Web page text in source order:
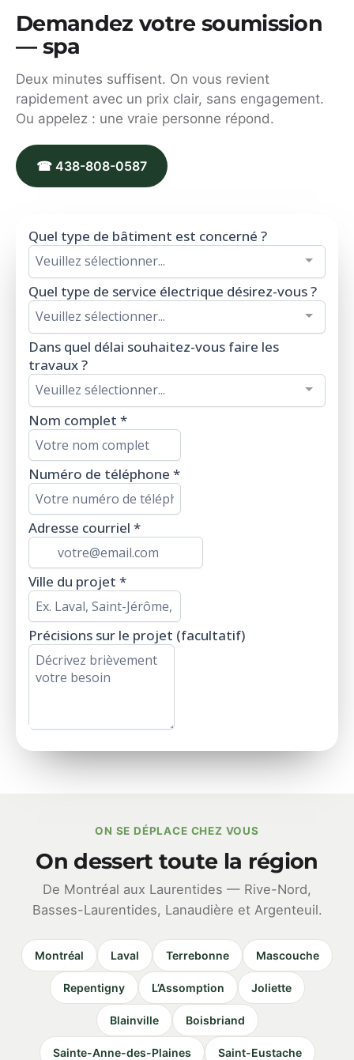
Demandez votre soumission
— spa
Deux minutes suffisent. On vous revient
rapidement avec un prix clair, sans engagement.
Ou appelez : une vraie personne répond.
☎ 438-808-0587
ON SE DÉPLACE CHEZ VOUS
On dessert toute la région
De Montréal aux Laurentides — Rive-Nord,
Basses-Laurentides, Lanaudière et Argenteuil.
Montréal Laval Terrebonne Mascouche
Repentigny L’Assomption Joliette
Blainville Boisbriand
Sainte-Anne-des-Plaines Saint-Eustache